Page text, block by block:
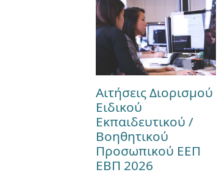
Αιτήσεις Διορισμού
Ειδικού
Εκπαιδευτικού /
Βοηθητικού
Προσωπικού ΕΕΠ
ΕΒΠ 2026